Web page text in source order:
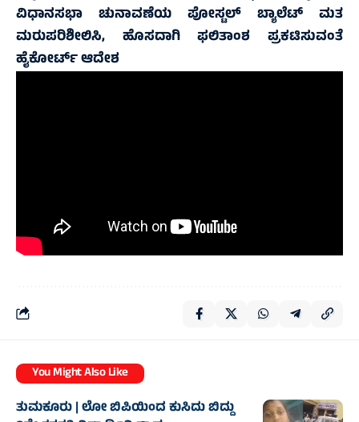
ವಿಧಾನಸಭಾ ಚುನಾವಣೆಯ ಪೋಸ್ಟಲ್ ಬ್ಯಾಲೆಟ್ ಮತ
ಮರುಪರಿಶೀಲಿಸಿ, ಹೊಸದಾಗಿ ಫಲಿತಾಂಶ ಪ್ರಕಟಿಸುವಂತೆ
ಹೈಕೋರ್ಟ್ ಆದೇಶ
You Might Also Like
ತುಮಕೂರು | ಲೋ ಬಿಪಿಯಿಂದ ಕುಸಿದು ಬಿದ್ದು